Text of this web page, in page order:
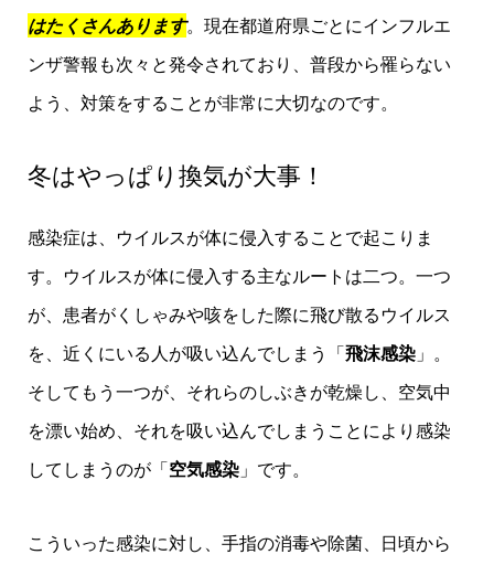
はたくさんあります。現在都道府県ごとにインフルエ
ンザ警報も次々と発令されており、普段から罹らない
よう、対策をすることが非常に大切なのです。
冬はやっぱり換気が大事！
感染症は、ウイルスが体に侵入することで起こりま
す。ウイルスが体に侵入する主なルートは二つ。一つ
が、患者がくしゃみや咳をした際に飛び散るウイルス
を、近くにいる人が吸い込んでしまう「飛沫感染」。
そしてもう一つが、それらのしぶきが乾燥し、空気中
を漂い始め、それを吸い込んでしまうことにより感染
してしまうのが「空気感染」です。
こういった感染に対し、手指の消毒や除菌、日頃から